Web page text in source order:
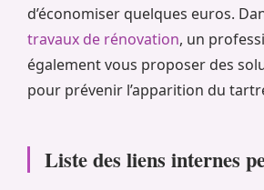
d’économiser quelques euros.
travaux de rénovation, un
également vous proposer des
pour prévenir l’apparition du
Liste des liens internes